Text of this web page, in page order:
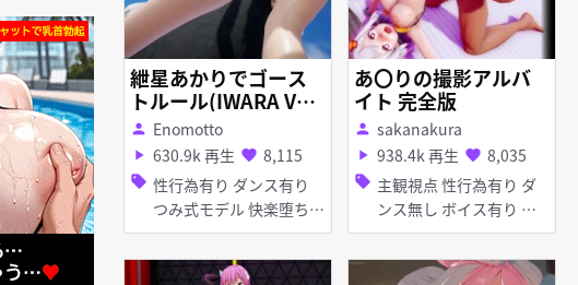
紲星あかりでゴース
トルール(IWARA Ve
r.)
person Enomotto
play_arrow 630.9k 再生 favorite 8,115
sell 性行為有り ダンス有り
つみ式モデル 快楽堕ち
野外 巨乳 アナル責め ア
ヘ顔 羞恥
あ〇りの撮影アルバ
イト 完全版
person sakanakura
play_arrow 938.4k 再生 favorite 8,035
sell 主観視点 性行為有り ダ
ンス無し ボイス有り つ
み式モデル 援交・売春
快楽堕ち 撮影・ハメ撮り